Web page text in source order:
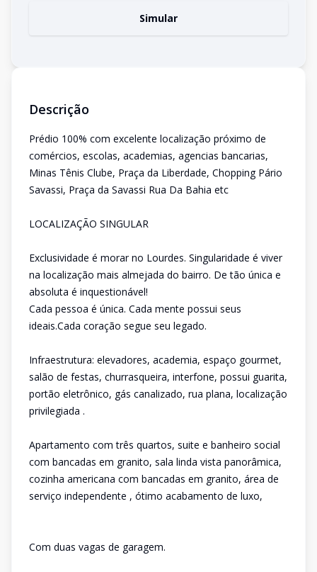
Simular
Descrição
Prédio 100% com excelente localização próximo de
comércios, escolas, academias, agencias bancarias,
Minas Tênis Clube, Praça da Liberdade, Chopping Pário
Savassi, Praça da Savassi Rua Da Bahia etc
LOCALIZAÇÃO SINGULAR
Exclusividade é morar no Lourdes. Singularidade é viver
na localização mais almejada do bairro. De tão única e
absoluta é inquestionável!
Cada pessoa é única. Cada mente possui seus
ideais.Cada coração segue seu legado.
Infraestrutura: elevadores, academia, espaço gourmet,
salão de festas, churrasqueira, interfone, possui guarita,
portão eletrônico, gás canalizado, rua plana, localização
privilegiada .
Apartamento com três quartos, suite e banheiro social
com bancadas em granito, sala linda vista panorâmica,
cozinha americana com bancadas em granito, área de
serviço independente , ótimo acabamento de luxo,
Com duas vagas de garagem.